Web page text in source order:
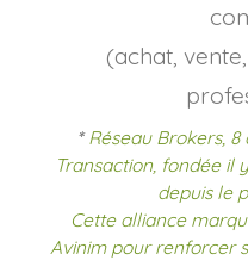
(achat,
*Réseau Brokers, 8
Transaction, fondée il
depuis le
Cette alliance
Avinim pour renforcer